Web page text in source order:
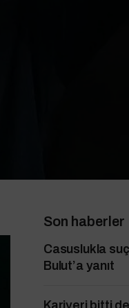
Son haberler
Casuslukla
Bulut’a yanıt
Kariyeri bitti